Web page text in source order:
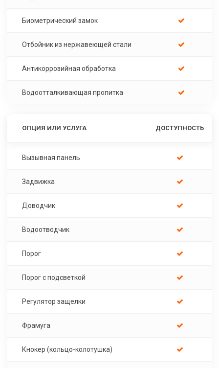
Биометрический замок
Отбойник из нержавеющей стали
Антикоррозийная обработка
Водоотталкивающая пропитка
ОПЦИЯ ИЛИ УСЛУГА ДОСТУПНОСТЬ
Вызывная панель
Задвижка
Доводчик
Водоотводчик
Порог
Порог с подсветкой
Регулятор защелки
Фрамуга
Кнокер (кольцо-колотушка)